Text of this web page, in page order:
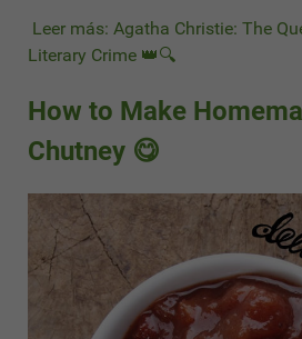
Leer más: Agatha Christie: The
Literary Crime 👑🔍
How to Make
Chutney 😋